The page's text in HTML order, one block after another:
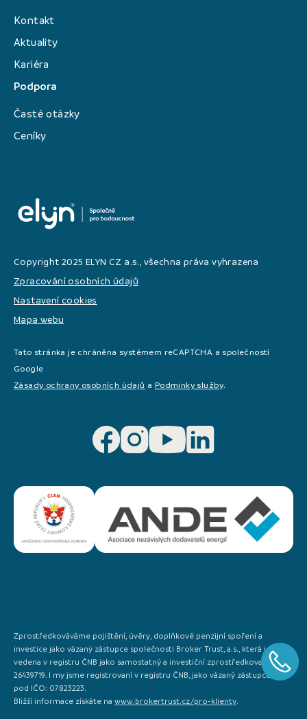
Kontakt
Aktuality
Kariéra
Podpora
Časté otázky
Ceníky
Copyright 2025 ELYN CZ a.s., všechna práva vyhrazena
Zpracování osobních údajů
Nastavení cookies
Mapa webu
Tato stránka je chráněna systémem reCAPTCHA a společností
Google
Zásady ochrany osobních údajů a Podminky služby.
Zprostředkováváme pojištění, úvěry, doplňkové penzijní spoření a
investice jako vázaný zástupce společnosti Broker Trust, a.s., která je
vedena v registru ČNB jako samostatný a investiční zprostředkovatel IČO:
26439719. I my jsme registrovaní v registru ČNB, jako vázaný zástupce, a to
pod IČO: 07823223.
Bližší informace získáte na www.brokertrust.cz/pro-klienty.